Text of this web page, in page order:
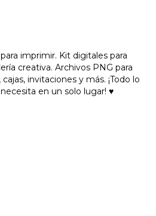
imprimir. Kit digitales para
creativa. Archivos PNG para
invitaciones y más. ¡Todo lo
en un solo lugar! ♥